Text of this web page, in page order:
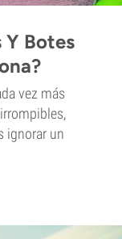
Y Botes
vez más
ignorar un